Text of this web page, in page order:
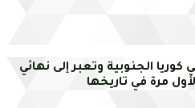
كوريا الجنوبية وتعبر إلى نهائي
مرة في تاريخها